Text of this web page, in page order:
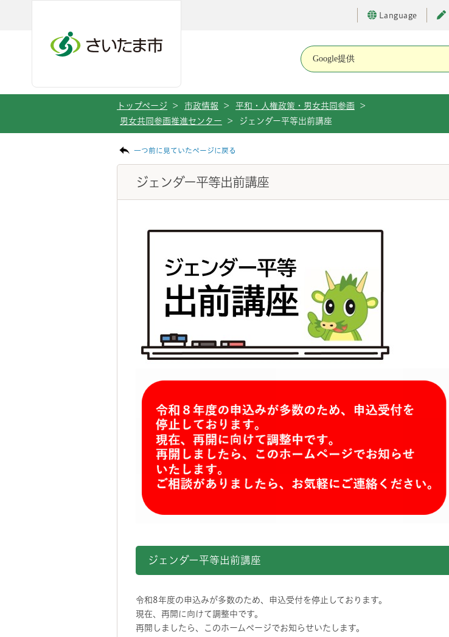
Language
トップページ > 市政情報 > 平和・人権政策・男女共同参画
>
男女共同参画推進センター
> ジェンダー平等出前講座
一つ前に見ていたページに戻る
ジェンダー平等出前講座
ジェンダー平等出前講座
令和8年度の申込みが多数のため、申込受付を停止しております。
現在、再開に向けて調整中です。
再開しましたら、このホームページでお知らせいたします。